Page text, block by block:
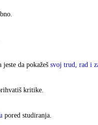
da pokažeš svoj trud, rad i
kritike.
pored studiranja.